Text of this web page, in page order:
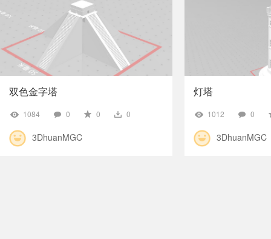
双色金字塔
1084 0 0 0
3DhuanMGC
灯塔
1012 0
3DhuanMGC